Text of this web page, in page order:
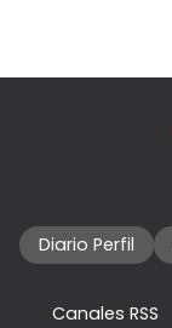
Diario Perfil
Canales RSS